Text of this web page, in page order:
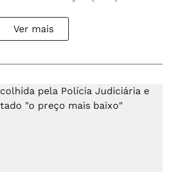
Ver mais